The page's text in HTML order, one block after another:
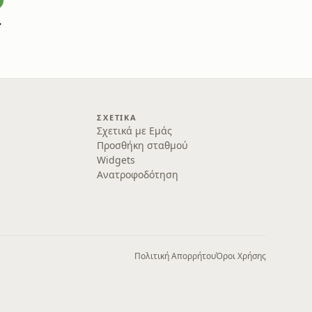
ΣΧΕΤΙΚΆ
Σχετικά με Εμάς
Προσθήκη σταθμού
Widgets
Ανατροφοδότηση
Πολιτική ΑπορρήτουΌροι Χρήσης